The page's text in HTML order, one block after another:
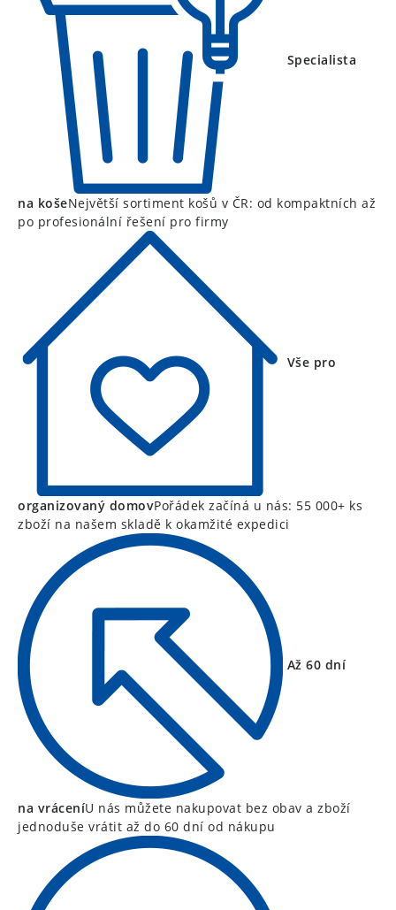
Specialista
na košeNejvětší sortiment košů v ČR: od kompaktních až
po profesionální řešení pro firmy
Vše pro
organizovaný domovPořádek začíná u nás: 55 000+ ks
zboží na našem skladě k okamžité expedici
Až 60 dní
na vráceníU nás můžete nakupovat bez obav a zboží
jednoduše vrátit až do 60 dní od nákupu